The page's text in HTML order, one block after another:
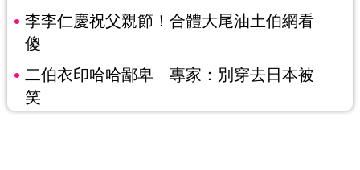
李李仁慶祝父親節！合體大尾油土伯網看
傻
二伯衣印哈哈鄙卑 專家：別穿去日本被
笑